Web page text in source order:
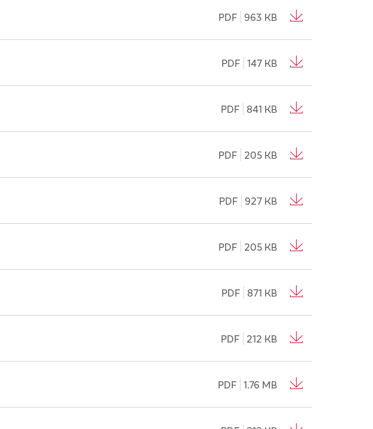
PDF 963 KB
PDF 147 KB
PDF 841 KB
PDF 205 KB
PDF 927 KB
PDF 205 KB
PDF 871 KB
PDF 212 KB
PDF 1.76 MB